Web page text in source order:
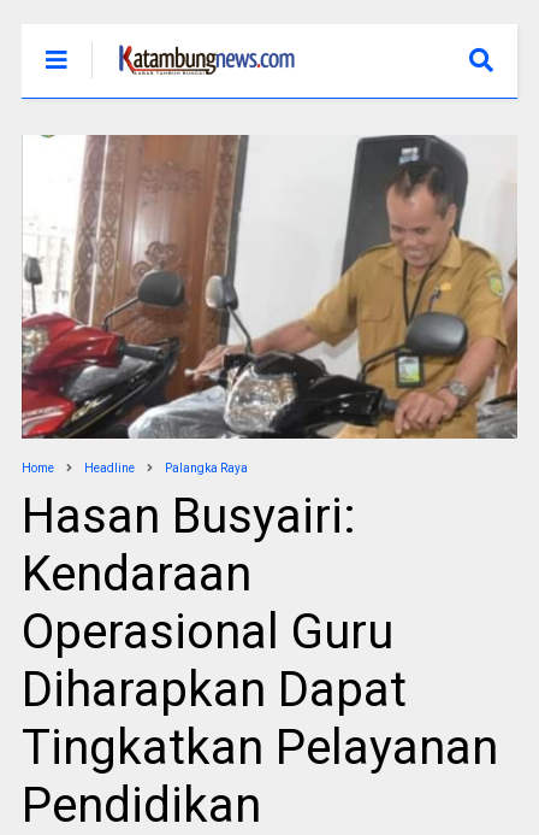
Home Headline Palangka Raya
Hasan Busyairi:
Kendaraan
Operasional Guru
Diharapkan Dapat
Tingkatkan Pelayanan
Pendidikan